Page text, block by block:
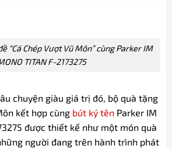
“Cá Chép Vượt Vũ Môn” cùng Parker IM
TITAN F-2173275
chuyện giàu giá trị đó, bộ quà tặng
kết hợp cùng bút ký tênParker IM
được thiết kế như một món quà
người đang trên hành trình phát